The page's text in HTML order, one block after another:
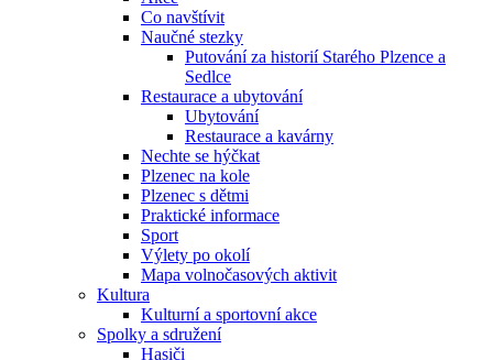
Co navštívit
Naučné stezky
Putování za historií Starého Plzence a
Sedlce
Restaurace a ubytování
Ubytování
Restaurace a kavárny
Nechte se hýčkat
Plzenec na kole
Plzenec s dětmi
Praktické informace
Sport
Výlety po okolí
Mapa volnočasových aktivit
Kultura
Kulturní a sportovní akce
Spolky a sdružení
Hasiči